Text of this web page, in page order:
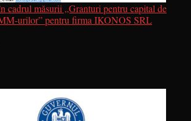
cadrul măsurii „Granturi pentru capital de
urilor” pentru firma IKONOS SRL